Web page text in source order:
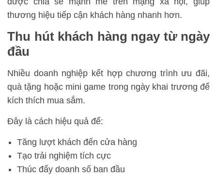
thương hiệu tiếp cận khách hàng nhanh hơn.
Thu hút khách hàng ngay từ ngày
đầu
Nhiều doanh nghiệp kết hợp chương trình ưu đãi,
quà tặng hoặc mini game trong ngày khai trương để
kích thích mua sắm.
Đây là cách hiệu quả để:
Tăng lượt khách đến cửa hàng
Tạo trải nghiệm tích cực
Thúc đẩy doanh số ban đầu